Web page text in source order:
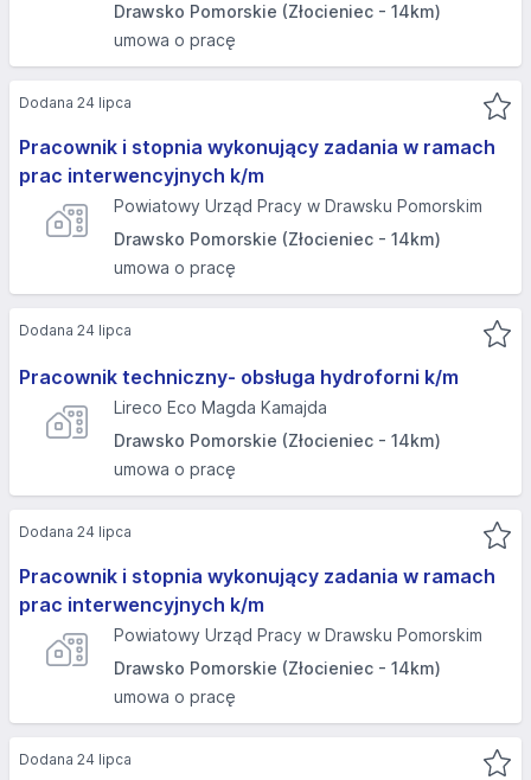
Drawsko Pomorskie (Złocieniec - 14km)
umowa o pracę
Pracownik i stopnia wykonujący zadania w ramach
prac interwencyjnych k/m
Powiatowy Urząd Pracy w Drawsku Pomorskim
Drawsko Pomorskie (Złocieniec - 14km)
umowa o pracę
Dodana 24 lipca
Pracownik techniczny- obsługa hydroforni k/m
Lireco Eco Magda Kamajda
Drawsko Pomorskie (Złocieniec - 14km)
umowa o pracę
Dodana 24 lipca
Pracownik i stopnia wykonujący zadania w ramach
prac interwencyjnych k/m
Powiatowy Urząd Pracy w Drawsku Pomorskim
Drawsko Pomorskie (Złocieniec - 14km)
umowa o pracę
Dodana 24 lipca
Dodana 24 lipca